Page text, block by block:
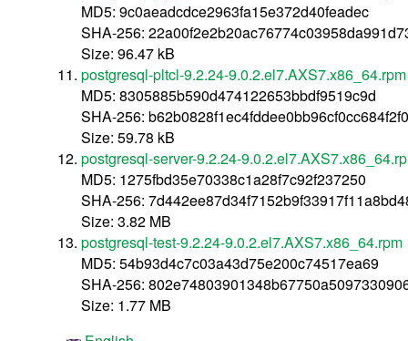
MD5: 9c0aeadcdce2963fa15e372d40feadec
SHA-256:
Size: 96.47 kB
postgresql-pltcl-9.2.24-9.0.2.el7.AXS7.x86_64.rpm
MD5: 8305885b590d474122653bbdf9519c9d
SHA-256:
Size: 59.78 kB
postgresql-server-9.2.24-
MD5: 1275fbd35e70338c1a28f7c92f237250
SHA-256:
Size: 3.82 MB
postgresql-test-9.2.24-9.0.2.el7.AXS7.x86_64.rpm
MD5: 54b93d4c7c03a43d75e200c74517ea69
SHA-256:
Size: 1.77 MB